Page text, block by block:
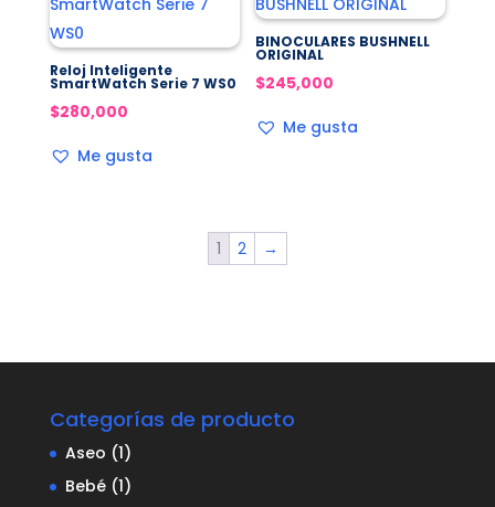
Reloj Inteligente
SmartWatch Serie 7 WS0
$280,000
Me gusta
BINOCULARES BUSHNELL
ORIGINAL
$245,000
Me gusta
1 2 →
Categorías de producto
Aseo (1)
Bebé (1)